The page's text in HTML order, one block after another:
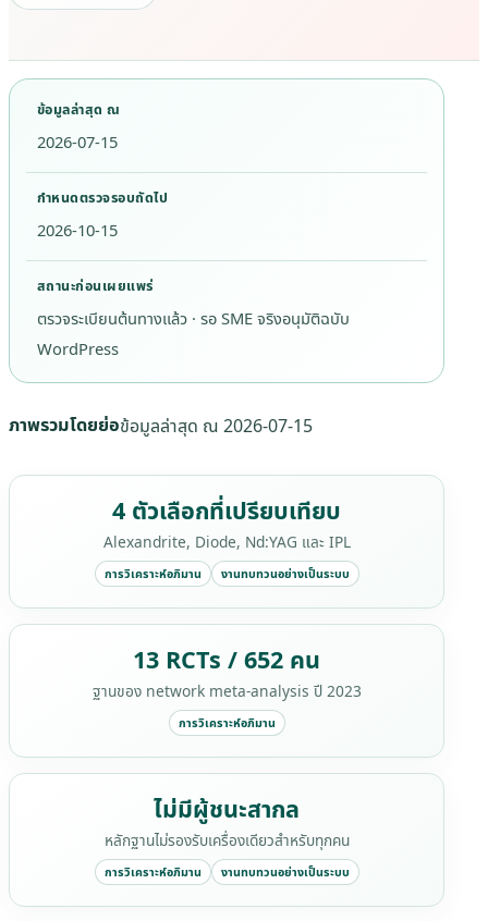
ข้อมูลล่าสุด ณ
2026-07-15
กำหนดตรวจรอบถัดไป
2026-10-15
สถานะก่อนเผยแพร่
ตรวจระเบียนต้นทางแล้ว · รอ SME จริงอนุมัติฉบับ
WordPress
ภาพรวมโดยย่อข้อมูลล่าสุด ณ 2026-07-15
4 ตัวเลือกที่เปรียบเทียบ
Alexandrite, Diode, Nd:YAG และ IPL
การวิเคราะห์อภิมาน งานทบทวนอย่างเป็นระบบ
13 RCTs / 652 คน
ฐานของ network meta-analysis ปี 2023
การวิเคราะห์อภิมาน
ไม่มีผู้ชนะสากล
หลักฐานไม่รองรับเครื่องเดียวสำหรับทุกคน
การวิเคราะห์อภิมาน งานทบทวนอย่างเป็นระบบ